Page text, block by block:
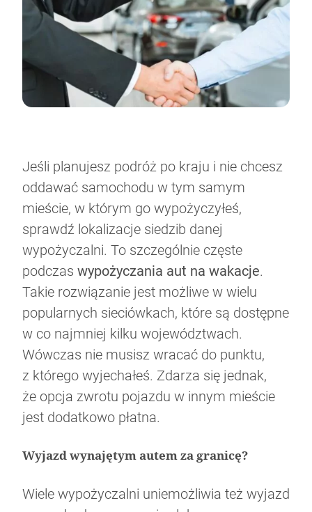
Jeśli planujesz podróż po kraju i nie chcesz
oddawać samochodu w tym samym
mieście, w którym go wypożyczyłeś,
sprawdź lokalizacje siedzib danej
wypożyczalni. To szczególnie częste
podczas wypożyczania aut na wakacje.
Takie rozwiązanie jest możliwe w wielu
popularnych sieciówkach, które są dostępne
w co najmniej kilku województwach.
Wówczas nie musisz wracać do punktu,
z którego wyjechałeś. Zdarza się jednak,
że opcja zwrotu pojazdu w innym mieście
jest dodatkowo płatna.
Wyjazd wynajętym autem za granicę?
Wiele wypożyczalni uniemożliwia też wyjazd